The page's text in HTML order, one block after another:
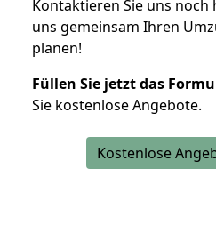
Kontaktieren Sie uns noch
uns gemeinsam Ihren
planen!
Füllen Sie jetzt das
Sie kostenlose Angebote.
Kostenlose